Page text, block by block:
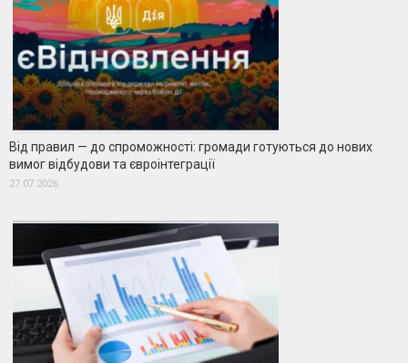
Від правил — до спроможності: громади готуються до нових
вимог відбудови та євроінтеграції
27.07.2026